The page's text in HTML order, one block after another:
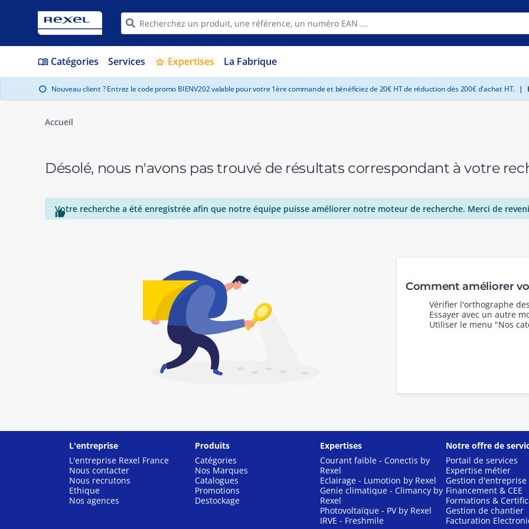
menu_book Catégories Services star Expertises La Fabrique
info Nouveau client ? Entrez le code promo BIENV202 valable pour votre 1ère commande et bénéficiez de 20€ HT de réduction dès 200€ d'achat HT. |
Accueil
Désolé, nous n'avons pas trouvé de résultats correspondant à votre

Votre recherche a été enregistrée afin que notre équipe puisse améliorer notre moteur de recherche. Merci de
Comment améliorer
Vérifier l'orthographe
Essayer avec un autre
Utiliser le menu "Nos
L'entreprise
L'entreprise Rexel France
Nous contacter
Nous recrutons
Ethique
Nos agences
Produits
Catégories
Nos Marques
Catalogues
Promotions
Destockage
Expertises
Courant faible - Conectis by
Rexel
Eclairage - Lumotion by Rexel
Genie climatique - Climancy by
Rexel
Photovoltaïque - PV by Rexel
IRVE - Freshmile
Notre offre de
Portail de services
Expertise métier
Gestion d'entreprise
Financement & CEE
Formations &
Gestion de chantier
Facturation